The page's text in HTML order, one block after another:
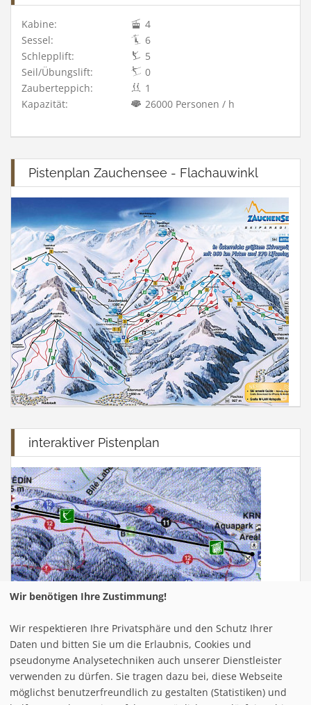
Kabine:
4
Sessel:
6
Schlepplift:
5
Seil/Übungslift:
0
Zauberteppich:
1
Kapazität:
26000 Personen / h
Pistenplan Zauchensee - Flachauwinkl
interaktiver Pistenplan
Infrastuktur Zauchensee - Flachauwinkl
Loipe/Langlauf:
Snow tubing:
Wir benötigen Ihre Zustimmung!
Wir respektieren Ihre Privatsphäre und den Schutz Ihrer
Daten und bitten Sie um die Erlaubnis, Cookies und
pseudonyme Analysetechniken auch unserer Dienstleister
verwenden zu dürfen. Sie tragen dazu bei, diese Webseite
möglichst benutzerfreundlich zu gestalten (Statistiken) und